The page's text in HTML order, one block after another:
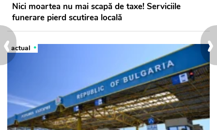
›
‹
Nici moartea nu mai scapă de taxe! Serviciile
funerare pierd scutirea locală
actual